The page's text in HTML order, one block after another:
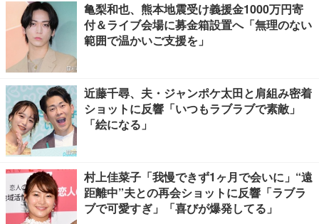
亀梨和也、熊本地震受け義援金1000万円寄
付＆ライブ会場に募金箱設置へ「無理のない
範囲で温かいご支援を」
近藤千尋、夫・ジャンポケ太田と肩組み密着
ショットに反響「いつもラブラブで素敵」
「絵になる」
村上佳菜子「我慢できず1ヶ月で会いに」“遠
距離中”夫との再会ショットに反響「ラブラ
ブで可愛すぎ」「喜びが爆発してる」